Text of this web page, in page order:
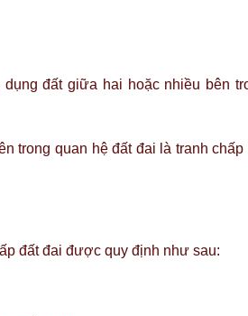
đất giữa hai hoặc nhiều bên
trong quan hệ đất đai là tranh chấp
đất đai được quy định như sau: